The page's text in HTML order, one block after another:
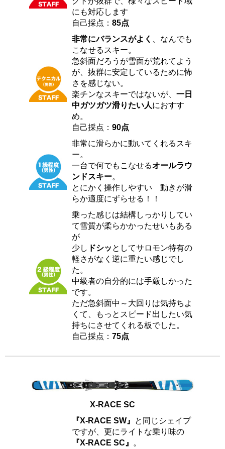
にも対応します
自己採点： 85点
非常にバランスがよく 、なんでも
こなせるスキー。
急斜面だろうが雪面が荒れてよう
が、抜群に安定しているために怖
さを感じない。
楽チンなスキーではないが、 一日
中ガツガツ滑りたい人におすす
め。
自己採点： 90点
非常に滑らかに動いてくれるスキ
ー。
一台で何でもこなせるオールラウ
ンドスキー。
とにかく操作しやすい 動きが滑
らか適度にずらせる！！
乗った感じは結構しっかりしてい
て雪質が柔らかかったせいもある
が
少し ドシッ としてサロモン特有の
軽さがなく逆に重たい感じでし
た。
中級者の自分的には手厳しかった
です。
ただ急斜面中～大回りは気持ちよ
くて、もっとスピード出したい気
持ちにさせてくれる板でした。
自己採点： 75点
X-RACE SC
『X-RACE SW』
と同じシェイプ
ですが、更にライトな乗り味の
『X-RACE SC』 。